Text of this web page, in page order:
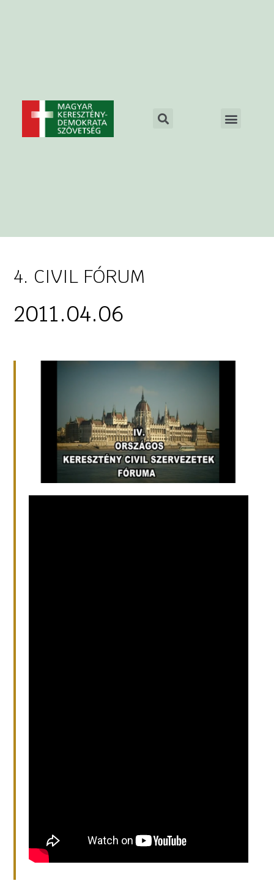
4. CIVIL FÓRUM
2011.04.06